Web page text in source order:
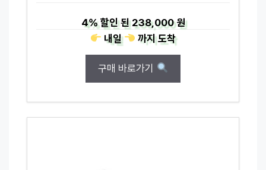
4%할인 된238,000 원
내일
까지도착
구매 바로가기